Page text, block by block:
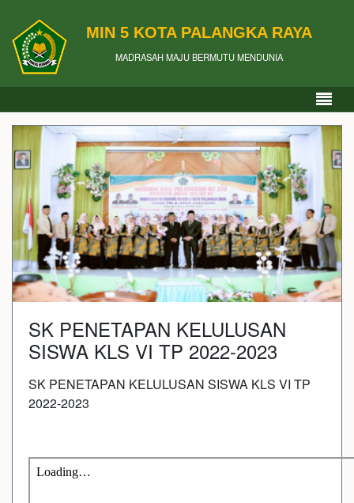
MIN 5 KOTA PALANGKA RAYA
MADRASAH MAJU BERMUTU MENDUNIA
SK PENETAPAN KELULUSAN
SISWA KLS VI TP 2022-2023
SK PENETAPAN KELULUSAN SISWA KLS VI TP
2022-2023